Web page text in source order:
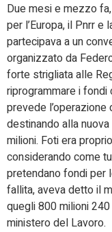
Due mesi e mezzo
per l’Europa, il Pnrr e
partecipava a un
organizzato da
forte strigliata alle
riprogrammare i
prevede l’operazione
destinando alla
milioni. Foti era
considerando come
pretendano fondi per
fallita, aveva detto il
quegli 800 milioni
ministero del Lavoro.